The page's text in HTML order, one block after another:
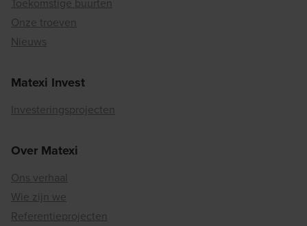
Onze troeven
Nieuws
Matexi Invest
Investeringsprojecten
Over Matexi
Ons verhaal
Wie zijn we
Referentieprojecten